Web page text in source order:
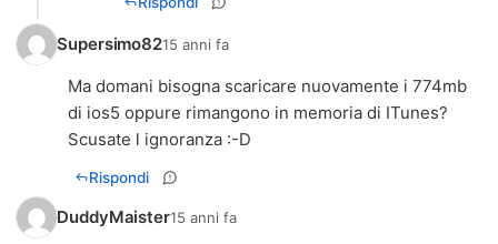
Supersimo8215 anni fa
Ma domani bisogna scaricare nuovamente i 774mb
di ios5 oppure rimangono in memoria di ITunes?
Scusate l ignoranza :-D
Rispondi
DuddyMaister15 anni fa